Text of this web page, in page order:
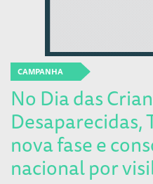
CAMPANHA
No Dia das
Desaparecidas,
nova fase e
nacional por